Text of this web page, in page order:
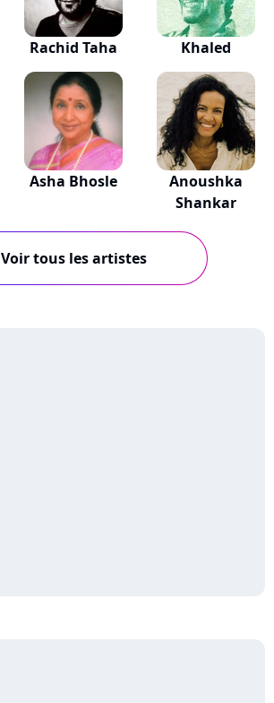
Rachid Taha Khaled
Asha Bhosle
Anoushka
Shankar
Voir tous les artistes